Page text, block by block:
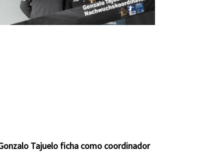
Tajuelo ficha como coordinador